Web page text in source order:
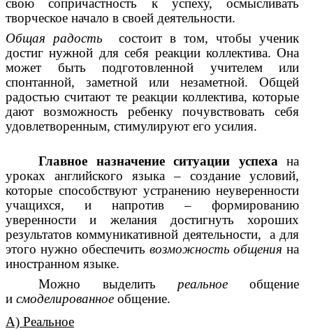
свою сопричастность к успеху, осмысливать
творческое начало в своей деятельности.
Общая радость состоит в том, чтобы ученик
достиг нужной для себя реакции коллектива. Она
может быть подготовленной учителем или
спонтанной, заметной или незаметной. Общей
радостью считают те реакции коллектива, которые
дают возможность ребенку почувствовать себя
удовлетворенным, стимулируют его усилия.
Главное назначение ситуации успеха на
уроках английского языка – создание условий,
которые способствуют устранению неуверенности
учащихся, и напротив – формированию
уверенности и желания достигнуть хороших
результатов коммуникативной деятельности, а для
этого нужно обеспечить возможность общения на
иностранном языке.
Можно выделить реальноеобщение
и смоделированное общение.
А) Реальное